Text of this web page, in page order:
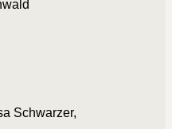
Schwarzer,